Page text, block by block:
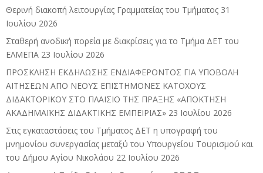
Θερινή διακοπή λειτουργίας Γραμματείας του Τμήματος 31
Ιουλίου 2026
Σταθερή ανοδική πορεία με διακρίσεις για το Τμήμα ΔΕΤ του
ΕΛΜΕΠΑ 23 Ιουλίου 2026
ΠΡΟΣΚΛΗΣΗ ΕΚΔΗΛΩΣΗΣ ΕΝΔΙΑΦΕΡΟΝΤΟΣ ΓΙΑ ΥΠΟΒΟΛΗ
ΑΙΤΗΣΕΩΝ ΑΠΟ ΝΕΟΥΣ ΕΠΙΣΤΗΜΟΝΕΣ ΚΑΤΟΧΟΥΣ
ΔΙΔΑΚΤΟΡΙΚΟΥ ΣΤΟ ΠΛΑΙΣΙΟ ΤΗΣ ΠΡΑΞΗΣ «ΑΠΟΚΤΗΣΗ
ΑΚΑΔΗΜΑΪΚΗΣ ΔΙΔΑΚΤΙΚΗΣ ΕΜΠΕΙΡΙΑΣ» 23 Ιουλίου 2026
Στις εγκαταστάσεις του Τμήματος ΔΕΤ η υπογραφή του
μνημονίου συνεργασίας μεταξύ του Υπουργείου Τουρισμού και
του Δήμου Αγίου Νικολάου 22 Ιουλίου 2026